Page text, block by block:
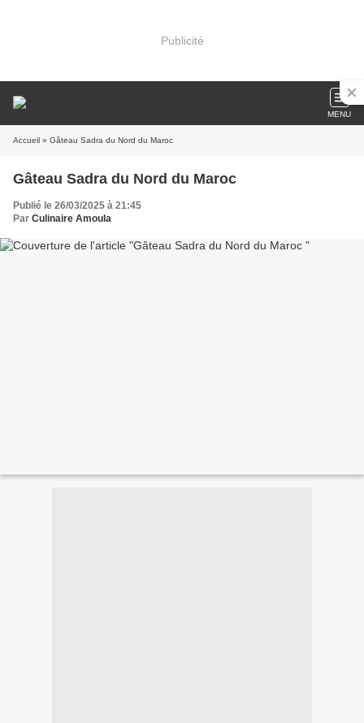
Publicité
MENU
Accueil » Gâteau Sadra du Nord du Maroc
Gâteau Sadra du Nord du Maroc
Publié le 26/03/2025 à 21:45
Par Culinaire Amoula